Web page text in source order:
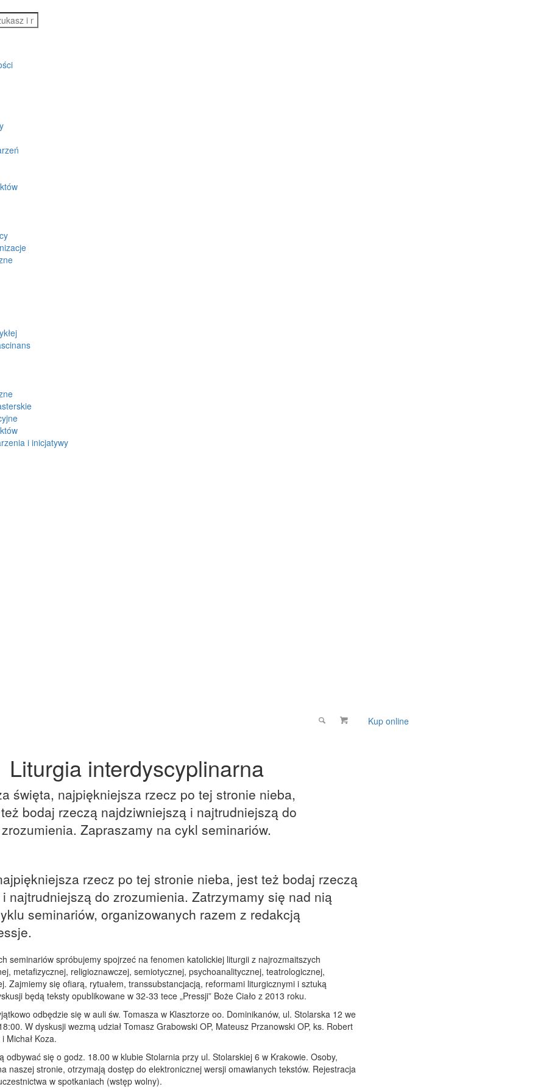
i inicjatywy
Kup online
Liturgia interdyscyplinarna
święta, najpiękniejsza rzecz po tej stronie nieba,
bodaj rzeczą najdziwniejszą i najtrudniejszą do
zrozumienia. Zapraszamy na cykl seminariów.
rzecz po tej stronie nieba, jest też bodaj rzeczą
najtrudniejszą do zrozumienia. Zatrzymamy się nad nią
seminariów, organizowanych razem z redakcją
seminariów spróbujemy spojrzeć na fenomen katolickiej liturgii z najrozmaitszych
metafizycznej, religioznawczej, semiotycznej, psychoanalitycznej, teatrologicznej,
Zajmiemy się ofiarą, rytuałem, transsubstancjacją, reformami liturgicznymi i sztuką
będą teksty opublikowane w 32-33 tece „Pressji” Boże Ciało z 2013 roku.
odbędzie się w auli św. Tomasza w Klasztorze oo. Dominikanów, ul. Stolarska 12 we
W dyskusji wezmą udział Tomasz Grabowski OP, Mateusz Przanowski OP, ks. Robert
Michał Koza.
odbywać się o godz. 18.00 w klubie Stolarnia przy ul. Stolarskiej 6 w Krakowie. Osoby,
naszej stronie, otrzymają dostęp do elektronicznej wersji omawianych tekstów. Rejestracja
w spotkaniach (wstęp wolny).